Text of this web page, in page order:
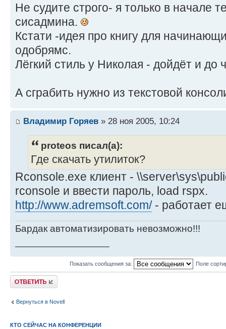
Не судите строго- я только в начале
сисадмина.
Кстати -идея про книгу для
одобрямс.
Лёгкий стиль у Николая - дойдёт и до
А сграбить нужно из текстовой
Владимир Горяев » 28 ноя 2005, 10:24
proteos писал(а):
Где скачать утилиток?
Rconsole.exe клиент -
rconsole и ввести пароль, load rspx.
http://www.adremsoft.com/- работает
Бардак автоматизировать невозможно!!!
Показать сообщения за: Поле
Ответить
Вернуться в Novell
КТО СЕЙЧАС НА КОНФЕРЕНЦИИ